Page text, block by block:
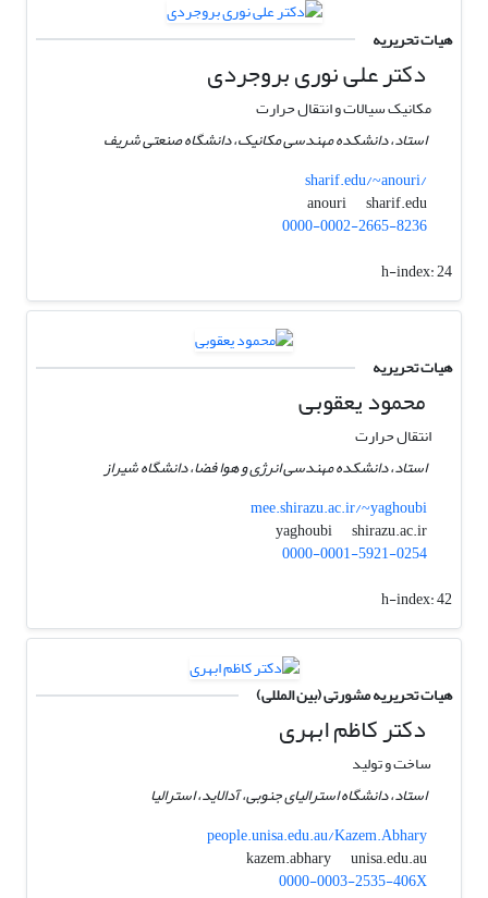
هیات تحریریه
دکتر علی نوری بروجردی
مکانیک سیالات و انتقال حرارت
استاد، دانشکده مهندسی مکانیک، دانشگاه صنعتی شریف
sharif.edu/~anouri/
anouri
sharif.edu
0000-0002-2665-8236
h-index:24
هیات تحریریه
محمود یعقوبی
انتقال حرارت
استاد، دانشکده مهندسی انرژی و هوا فضا، دانشگاه شیراز
mee.shirazu.ac.ir/~yaghoubi
yaghoubi
shirazu.ac.ir
0000-0001-5921-0254
h-index:42
هیات تحریریه مشورتی (بین المللی)
دکتر کاظم ابهری
ساخت و تولید
استاد، دانشگاه استرالیای جنوبی، آدالاید، استرالیا
people.unisa.edu.au/Kazem.Abhary
kazem.abhary
unisa.edu.au
0000-0003-2535-406X